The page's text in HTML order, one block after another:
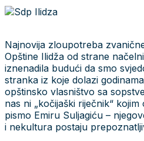
Najnovija zloupotreba
Opštine Ilidža od strane
iznenadila budući da smo
stranka iz koje dolazi
opštinsko vlasništvo sa
nas ni „kočijaški riječnik“
pismo Emiru Suljagiću –
i nekultura postaju